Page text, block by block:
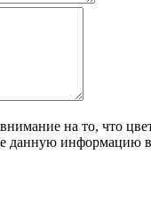
на то, что
данную информацию в